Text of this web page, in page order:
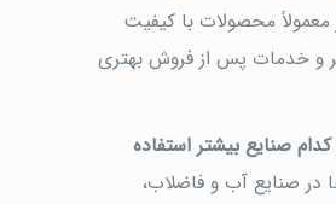
معمولاً محصولات با کیفیت
و خدمات پس از فروش بهتری
صنایع بیشتر استفاده
در صنایع آب و فاضلاب،